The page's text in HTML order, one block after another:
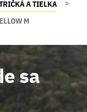
A TIELKA
M
sa